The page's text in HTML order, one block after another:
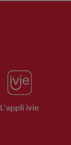
L'appli ivie